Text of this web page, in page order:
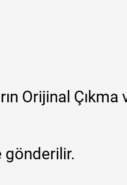
Orijinal Çıkma
gönderilir.